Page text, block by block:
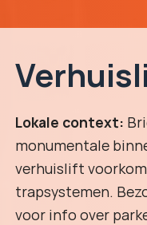
Lokale context:
monumentale
verhuislift
trapsystemen.
voor info over